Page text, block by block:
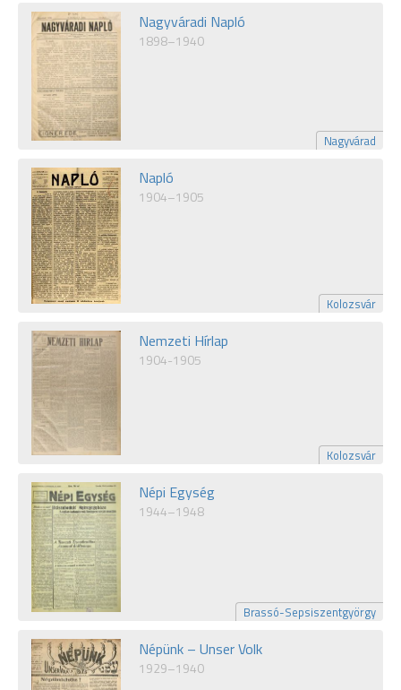
Nagyváradi Napló
1898–1940
Nagyvárad
Napló
1904–1905
Kolozsvár
Nemzeti Hírlap
1904-1905
Kolozsvár
Népi Egység
1944–1948
Brassó-Sepsiszentgyörgy
Népünk – Unser Volk
1929–1940